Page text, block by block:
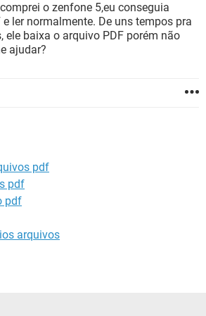
GMAIL
EXCEL
GMAIL
o zenfone 5,eu conseguia
ler normalmente. De uns tempos pra
ele baixa o arquivo PDF porém não
ajudar?
pdf
pdf
pdf
arquivos